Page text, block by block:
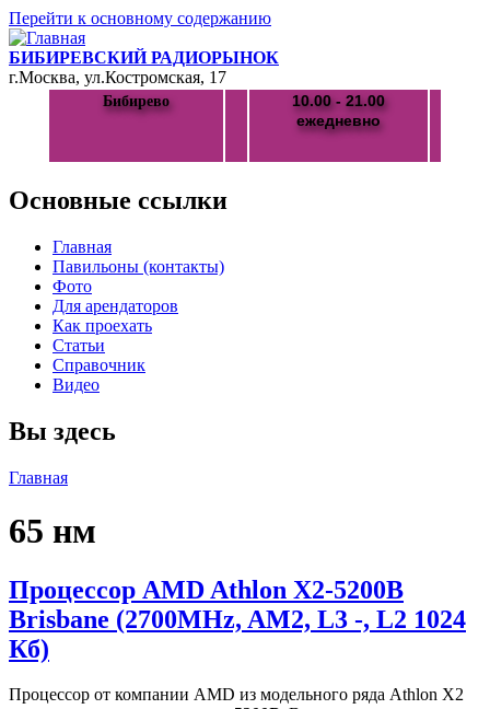
Перейти к основному содержанию
БИБИРЕВСКИЙ РАДИОРЫНОК
г.Москва, ул.Костромская, 17
Бибирево
10.00 - 21.00
ежедневно
Основные ссылки
Главная
Павильоны (контакты)
Фото
Для арендаторов
Как проехать
Статьи
Справочник
Видео
Вы здесь
Главная
65 нм
Процессор AMD Athlon X2-5200B
Brisbane (2700MHz, AM2, L3 -, L2 1024
Кб)
Процессор от компании AMD из модельного ряда Athlon X2